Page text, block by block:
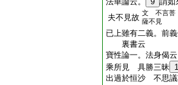
夫不見故 文 不言菩
薩不見
已上雖有二義。前
裏書云
寶性論一。法身偈
乘所見 具勝三昧
出過於恒沙 不思